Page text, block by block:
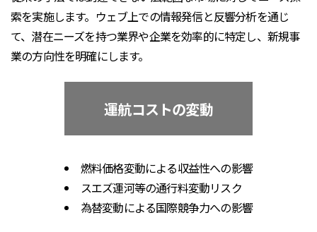
索を実施します。ウェブ上での情報発信と反響分析を通じ
て、潜在ニーズを持つ業界や企業を効率的に特定し、新規事
業の方向性を明確にします。
運航コストの変動
燃料価格変動による収益性への影響
スエズ運河等の通行料変動リスク
為替変動による国際競争力への影響